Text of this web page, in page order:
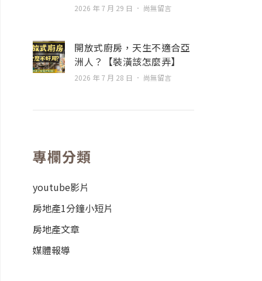
2026 年 7 月 29 日 尚無留言
開放式廚房，天生不適合亞
洲人？【裝潢該怎麼弄】
2026 年 7 月 28 日 尚無留言
專欄分類
youtube影片
房地產1分鐘小短片
房地產文章
媒體報導